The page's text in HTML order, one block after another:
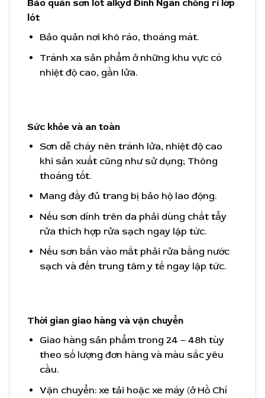
Bảo quản sơn lót alkyd Đinh Ngân chống rỉ lớp
lót
Bảo quản nơi khô ráo, thoáng mát.
Tránh xa sản phẩm ở những khu vực có
nhiệt độ cao, gần lửa.
Sức khỏe và an toàn
Sơn dễ cháy nên tránh lửa, nhiệt độ cao
khi sản xuất cũng như sử dụng; Thông
thoáng tốt.
Mang đầy đủ trang bị bảo hộ lao động.
Nếu sơn dính trên da phải dùng chất tẩy
rửa thích hợp rửa sạch ngay lập tức.
Nếu sơn bắn vào mắt phải rửa bằng nước
sạch và đến trung tâm y tế ngay lập tức.
Thời gian giao hàng và vận chuyển
Giao hàng sản phẩm trong 24 – 48h tùy
theo số lượng đơn hàng và màu sắc yêu
cầu.
Vận chuyển: xe tải hoặc xe máy (ở Hồ Chí